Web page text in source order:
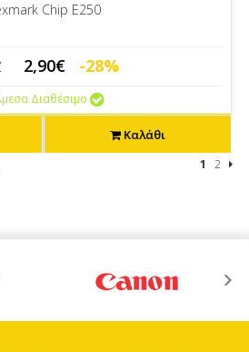
Chip E250
2,90€ -28%
Διαθέσιμο
Καλάθι
1 2